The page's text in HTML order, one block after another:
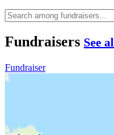
Fundraisers See
Fundraiser